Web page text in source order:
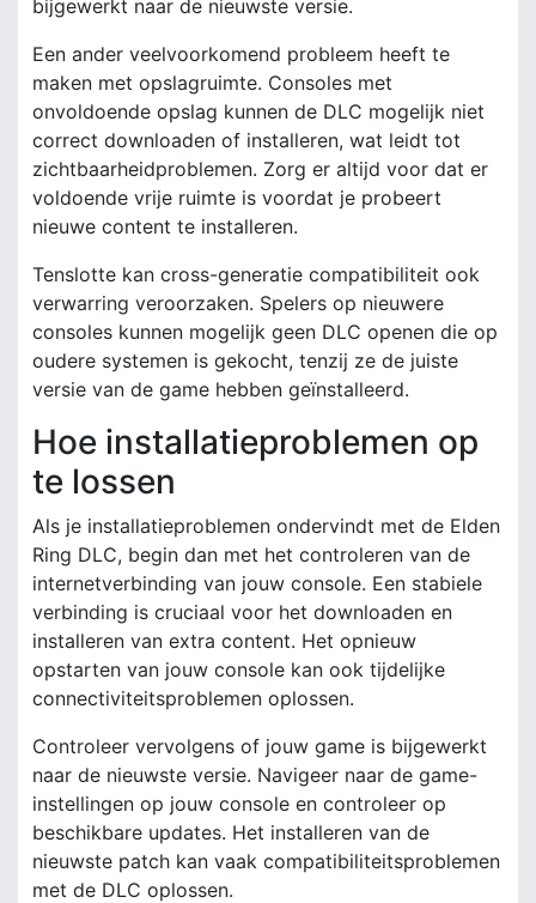
bijgewerkt naar de nieuwste versie.
Een ander veelvoorkomend probleem heeft te
maken met opslagruimte. Consoles met
onvoldoende opslag kunnen de DLC mogelijk niet
correct downloaden of installeren, wat leidt tot
zichtbaarheidproblemen. Zorg er altijd voor dat er
voldoende vrije ruimte is voordat je probeert
nieuwe content te installeren.
Tenslotte kan cross-generatie compatibiliteit ook
verwarring veroorzaken. Spelers op nieuwere
consoles kunnen mogelijk geen DLC openen die op
oudere systemen is gekocht, tenzij ze de juiste
versie van de game hebben geïnstalleerd.
Hoe installatieproblemen op
te lossen
Als je installatieproblemen ondervindt met de Elden
Ring DLC, begin dan met het controleren van de
internetverbinding van jouw console. Een stabiele
verbinding is cruciaal voor het downloaden en
installeren van extra content. Het opnieuw
opstarten van jouw console kan ook tijdelijke
connectiviteitsproblemen oplossen.
Controleer vervolgens of jouw game is bijgewerkt
naar de nieuwste versie. Navigeer naar de game-
instellingen op jouw console en controleer op
beschikbare updates. Het installeren van de
nieuwste patch kan vaak compatibiliteitsproblemen
met de DLC oplossen.